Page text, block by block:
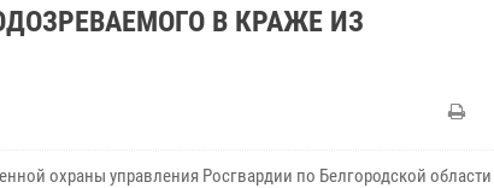
В КРАЖЕ ИЗ
охраны управления Росгвардии по Белгородской области